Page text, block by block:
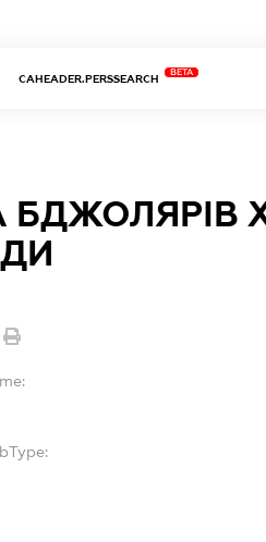
CAHEADER.PERSSEARCH
BETA
БДЖОЛЯРІВ